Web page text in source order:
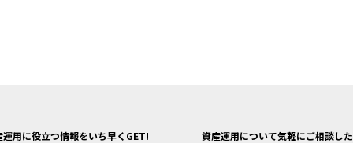
運用に役立つ情報をいち早くGET! 資産運用について気軽にご相談し